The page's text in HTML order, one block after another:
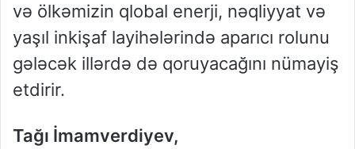
və ölkəmizin qlobal enerji, nəqliyyat və
yaşıl inkişaf layihələrində aparıcı rolunu
gələcək illərdə də qoruyacağını nümayiş
etdirir.
Tağı İmamverdiyev,